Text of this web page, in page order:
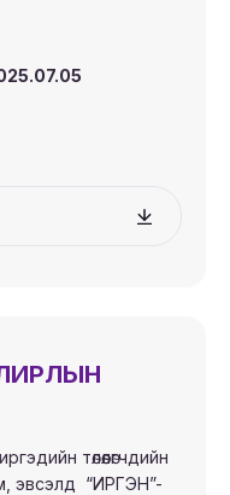
төлөөлөгчдийн
эвсэлд “ИРГЭН”-